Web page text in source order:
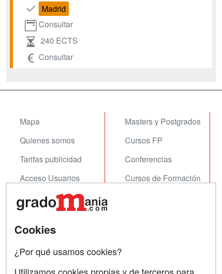
Madrid
Consultar
240 ECTS
Consultar
Mapa
Quienes somos
Tarifas publicidad
Acceso Usuarios
Acceso Centros
Masters y Postgrados
Cursos FP
Conferencias
Cursos de Formación
Contactar
Cookies
¿Por qué usamos cookies?